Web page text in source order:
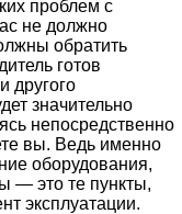
проблем с
не должно
обратить
готов
другого
значительно
непосредственно
вы. Ведь именно
оборудования,
— это те пункты,
эксплуатации.